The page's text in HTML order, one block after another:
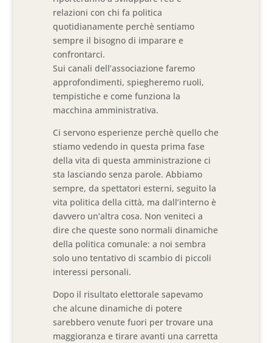
relazioni con chi fa politica
quotidianamente perchè sentiamo
sempre il bisogno di imparare e
confrontarci.
Sui canali dell’associazione faremo
approfondimenti, spiegheremo ruoli,
tempistiche e come funziona la
macchina amministrativa.
Ci servono esperienze perchè quello che
stiamo vedendo in questa prima fase
della vita di questa amministrazione ci
sta lasciando senza parole. Abbiamo
sempre, da spettatori esterni, seguito la
vita politica della città, ma dall’interno è
davvero un’altra cosa. Non veniteci a
dire che queste sono normali dinamiche
della politica comunale: a noi sembra
solo uno tentativo di scambio di piccoli
interessi personali.
Dopo il risultato elettorale sapevamo
che alcune dinamiche di potere
sarebbero venute fuori per trovare una
maggioranza e tirare avanti una carretta